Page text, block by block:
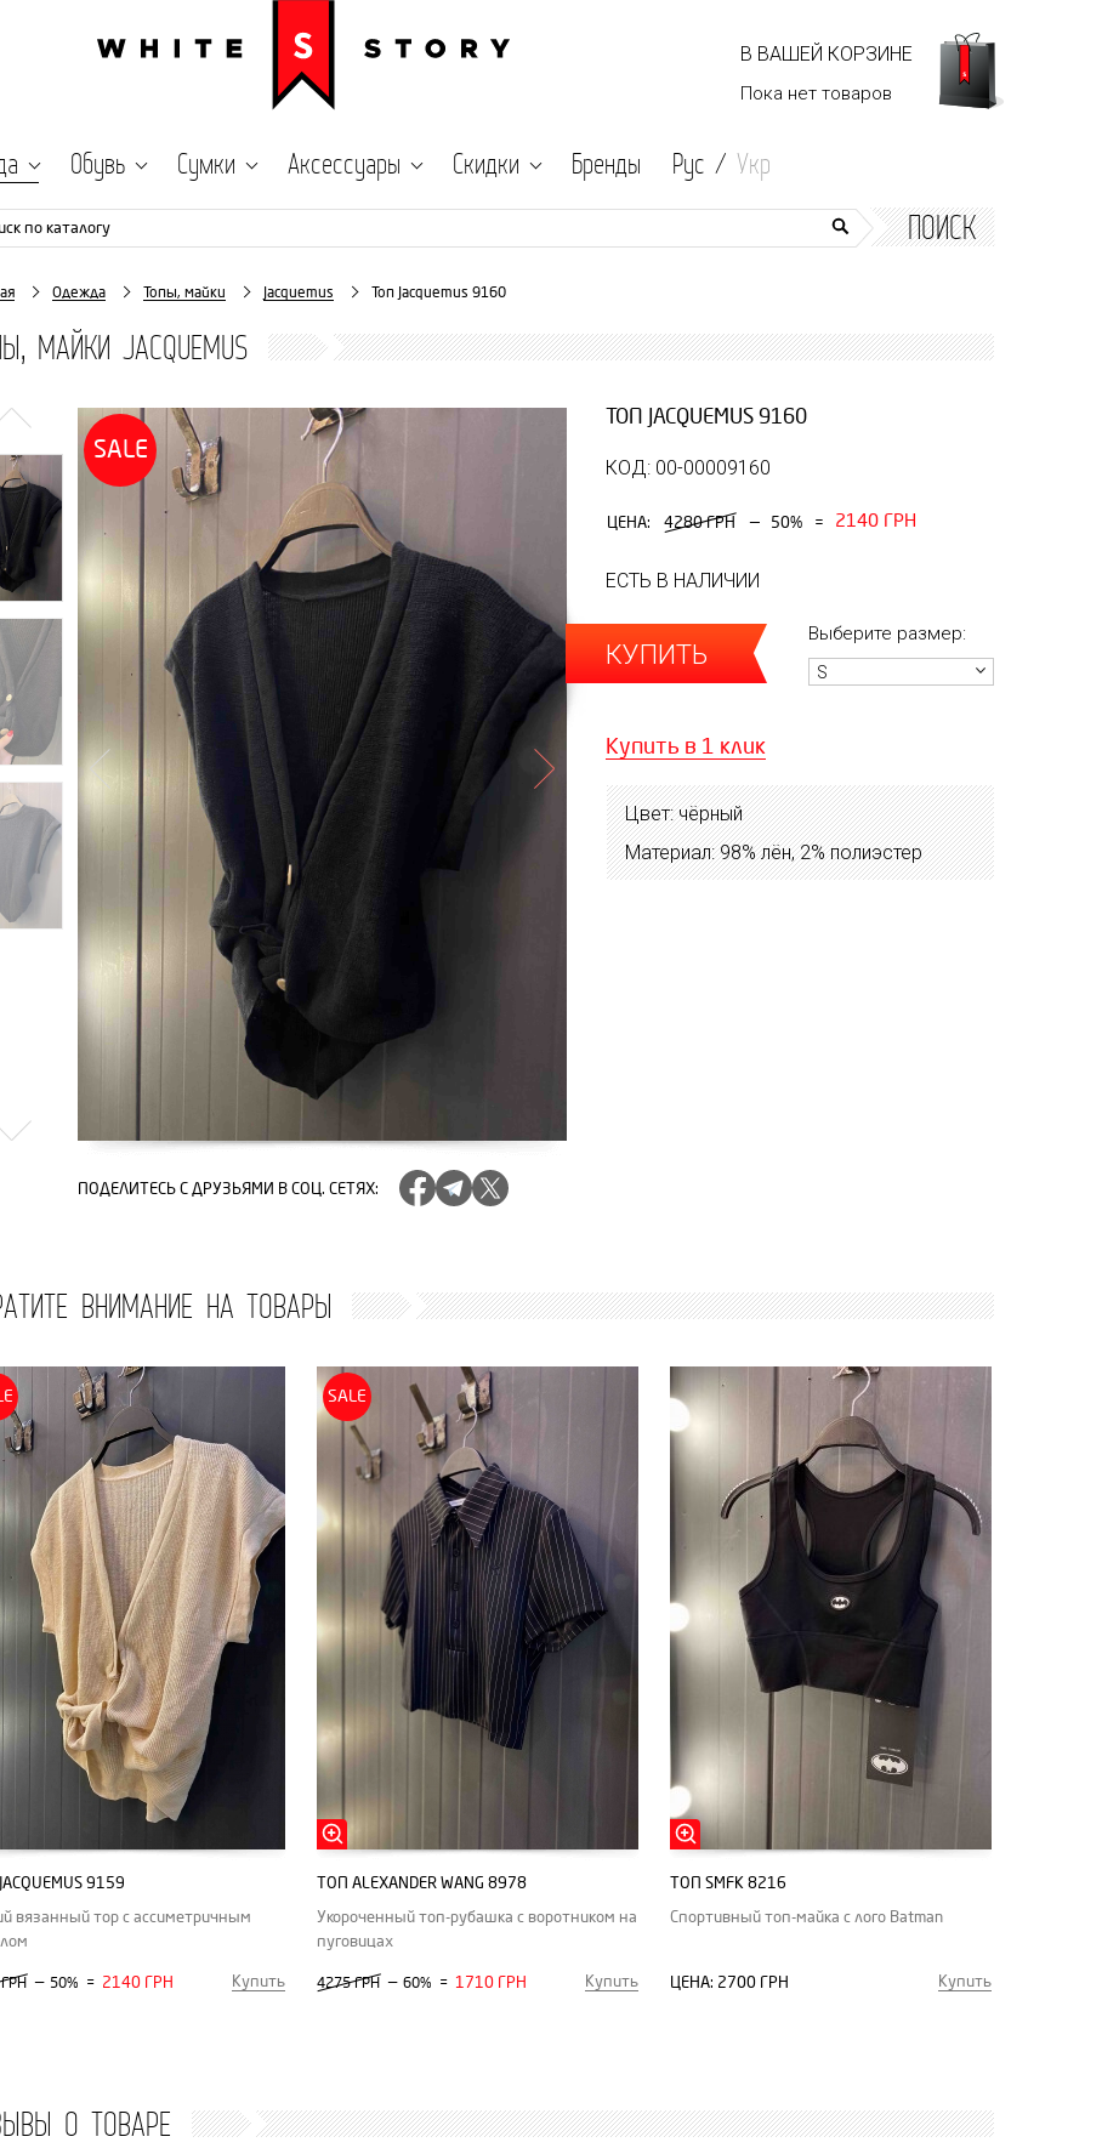
В ВАШЕЙ КОРЗИНЕ
Пока нет товаров
Обувь Сумки Аксессуары Скидки Бренды Рус / Укр
по каталогу ПОИСК
Одежда Топы, майки Jacquemus Топ Jacquemus 9160
МАЙКИ JACQUEMUS
SALE
ПОДЕЛИТЕСЬ С ДРУЗЬЯМИ В СОЦ. СЕТЯХ:
ТОП JACQUEMUS 9160
КОД: 00-00009160
ЦЕНА: 4280 ГРН — 50% = 2140 ГРН
ЕСТЬ В НАЛИЧИИ
КУПИТЬ
Выберите размер:
S
Купить в 1 клик
Цвет: чёрный
Материал: 98% лён, 2% полиэстер
ВНИМАНИЕ НА ТОВАРЫ
9159
вязанный тор с ассиметричным
— 50% = 2140 ГРН Купить
SALE
ТОП ALEXANDER WANG 8978
Укороченный топ-рубашка с воротником на
пуговицах
4275 ГРН — 60% = 1710 ГРН Купить
ТОП SMFK 8216
Спортивный топ-майка с лого Batman
ЦЕНА: 2700 ГРН Купить
О ТОВАРЕ